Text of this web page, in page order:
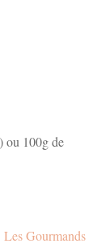
ou 100g de